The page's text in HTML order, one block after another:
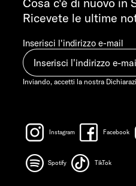
Ricevete le ultime
Inserisci l'indirizzo e-mail
Inviando, accetti la nostra
Instagram Facebook
Spotify TikTok